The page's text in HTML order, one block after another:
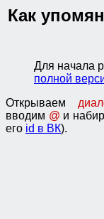
Как
Для начала
полной
Открываем
вводим @ и
его id в ВК).